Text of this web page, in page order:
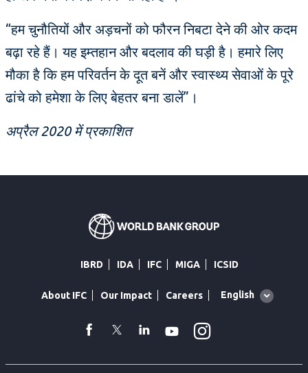
“हम चुनौतियों और अड़चनों को फौरन निबटा देने की ओर कदम
बढ़ा रहे हैं। यह इम्तहान और बदलाव की घड़ी है। हमारे लिए
मौका है कि हम परिवर्तन के दूत बनें और स्वास्थ्य सेवाओं के पूरे
ढांचे को हमेशा के लिए बेहतर बना डालें”।
अप्रैल 2020 में प्रकाशित
IBRD IDA IFC MIGA ICSID
About IFC Our Impact Careers
Global
English
facebook
TwitterLinkedin
Youtube